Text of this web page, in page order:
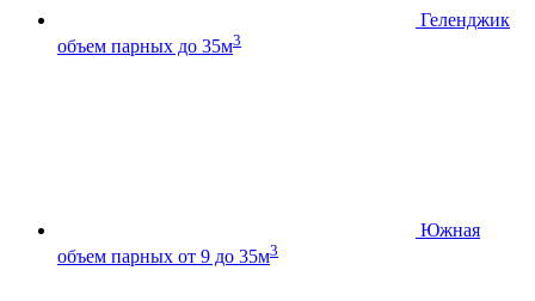
Геленджик
объем парных до 35м3
Южная
объем парных от 9 до 35м3